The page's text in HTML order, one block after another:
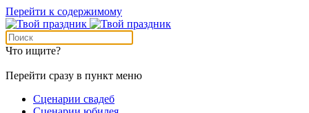
Перейти к содержимому
Что ищите?
Перейти сразу в пункт меню
Сценарии свадеб